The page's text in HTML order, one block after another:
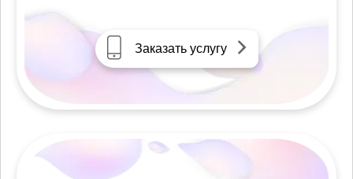
Заказать услугу